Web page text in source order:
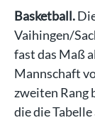
Basketball.
Vaihingen/
fast das Maß
Mannschaft
zweiten Rang
die die